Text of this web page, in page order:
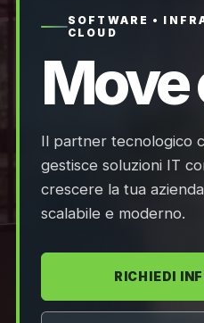
Chi Siamo
Contatti
FAQ
Support
SOFTWARE •
CLOUD
Move
Il partner tecnologico
gestisce soluzioni IT
crescere la tua
scalabile e moderno.
RICHIEDI